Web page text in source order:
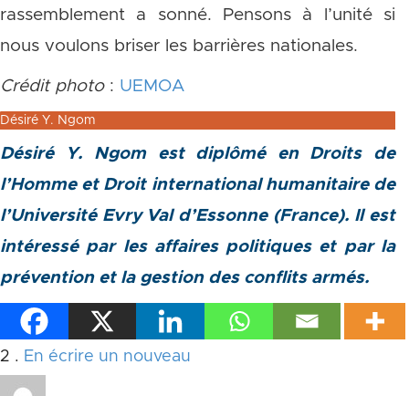
rassemblement a sonné. Pensons à l’unité si
nous voulons briser les barrières nationales.
Crédit photo: UEMOA
Désiré Y. Ngom
Désiré Y. Ngom est diplômé en Droits de
l’Homme et Droit international humanitaire de
l’Université Evry Val d’Essonne (France). Il est
intéressé par les affaires politiques et par la
prévention et la gestion des conflits armés.
2 Commentaires
. En écrire un nouveau